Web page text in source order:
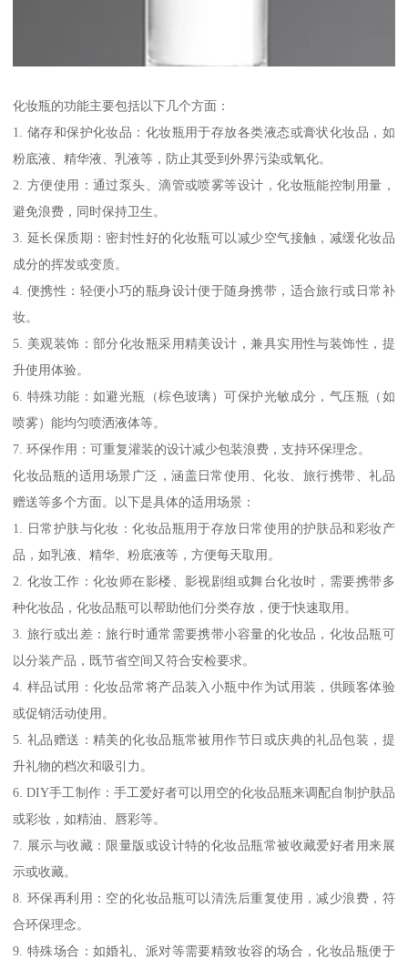
化妆瓶的功能主要包括以下几个方面：
1. 储存和保护化妆品：化妆瓶用于存放各类液态或膏状化妆品，如
粉底液、精华液、乳液等，防止其受到外界污染或氧化。
2. 方便使用：通过泵头、滴管或喷雾等设计，化妆瓶能控制用量，
避免浪费，同时保持卫生。
3. 延长保质期：密封性好的化妆瓶可以减少空气接触，减缓化妆品
成分的挥发或变质。
4. 便携性：轻便小巧的瓶身设计便于随身携带，适合旅行或日常补
妆。
5. 美观装饰：部分化妆瓶采用精美设计，兼具实用性与装饰性，提
升使用体验。
6. 特殊功能：如避光瓶（棕色玻璃）可保护光敏成分，气压瓶（如
喷雾）能均匀喷洒液体等。
7. 环保作用：可重复灌装的设计减少包装浪费，支持环保理念。
化妆品瓶的适用场景广泛，涵盖日常使用、化妆、旅行携带、礼品
赠送等多个方面。以下是具体的适用场景：
1. 日常护肤与化妆：化妆品瓶用于存放日常使用的护肤品和彩妆产
品，如乳液、精华、粉底液等，方便每天取用。
2. 化妆工作：化妆师在影楼、影视剧组或舞台化妆时，需要携带多
种化妆品，化妆品瓶可以帮助他们分类存放，便于快速取用。
3. 旅行或出差：旅行时通常需要携带小容量的化妆品，化妆品瓶可
以分装产品，既节省空间又符合安检要求。
4. 样品试用：化妆品常将产品装入小瓶中作为试用装，供顾客体验
或促销活动使用。
5. 礼品赠送：精美的化妆品瓶常被用作节日或庆典的礼品包装，提
升礼物的档次和吸引力。
6. DIY手工制作：手工爱好者可以用空的化妆品瓶来调配自制护肤品
或彩妆，如精油、唇彩等。
7. 展示与收藏：限量版或设计特的化妆品瓶常被收藏爱好者用来展
示或收藏。
8. 环保再利用：空的化妆品瓶可以清洗后重复使用，减少浪费，符
合环保理念。
9. 特殊场合：如婚礼、派对等需要精致妆容的场合，化妆品瓶便于